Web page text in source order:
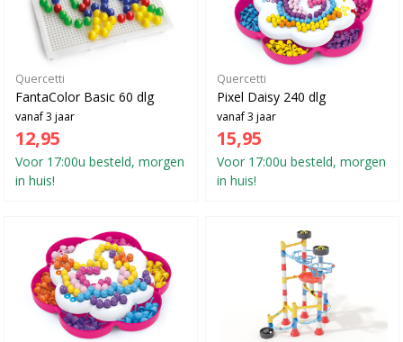
Quercetti
FantaColor Basic 60 dlg
vanaf 3 jaar
12,95
Voor 17:00u besteld, morgen
in huis!
Quercetti
Pixel Daisy 240 dlg
vanaf 3 jaar
15,95
Voor 17:00u besteld, morgen
in huis!